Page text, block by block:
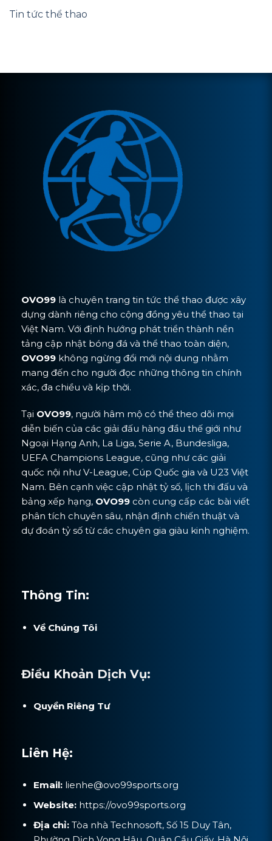
Tin tức thể thao
OVO99 là chuyên trang tin tức thể thao được xây
dựng dành riêng cho cộng đồng yêu thể thao tại
Việt Nam. Với định hướng phát triển thành nền
tảng cập nhật bóng đá và thể thao toàn diện,
OVO99 không ngừng đổi mới nội dung nhằm
mang đến cho người đọc những thông tin chính
xác, đa chiều và kịp thời.
Tại OVO99, người hâm mộ có thể theo dõi mọi
diễn biến của các giải đấu hàng đầu thế giới như
Ngoại Hạng Anh, La Liga, Serie A, Bundesliga,
UEFA Champions League, cũng như các giải
quốc nội như V-League, Cúp Quốc gia và U23 Việt
Nam. Bên cạnh việc cập nhật tỷ số, lịch thi đấu và
bảng xếp hạng, OVO99 còn cung cấp các bài viết
phân tích chuyên sâu, nhận định chiến thuật và
dự đoán tỷ số từ các chuyên gia giàu kinh nghiệm.
Thông Tin:
Về Chúng Tôi
Điều Khoản Dịch Vụ:
Quyền Riêng Tư
Liên Hệ:
Email: lienhe@ovo99sports.org
Website: https://ovo99sports.org
Địa chỉ: Tòa nhà Technosoft, Số 15 Duy Tân,